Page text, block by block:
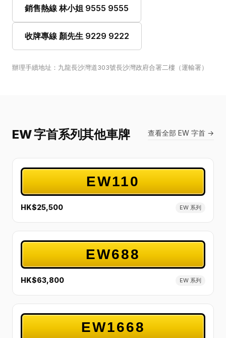
銷售熱線 林小姐 9555 9555
收牌專線 顏先生 9229 9222
辦理手續地址：九龍長沙灣道303號長沙灣政府合署二樓（運輸署）
EW 字首系列其他車牌 查看全部 EW 字首 →
EW110
HK$25,500 EW 系列
EW688
HK$63,800 EW 系列
EW1668